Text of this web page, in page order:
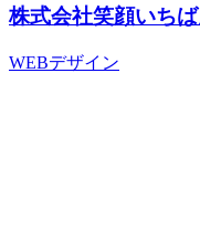
株式会社笑顔いち
WEBデザイン